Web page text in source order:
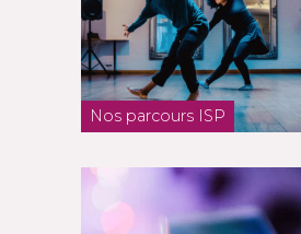
Nos parcours ISP